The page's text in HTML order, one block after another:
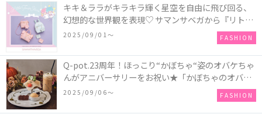
キキ＆ララがキラキラ輝く星空を自由に飛び回る、
幻想的な世界観を表現♡ サマンサベガから『リトル
ツインスターズ』50周年アニバーサリーイヤー』を
2025/09/01〜 FASHION
Q-pot.23周年！ほっこり“かぼちゃ“姿のオバケちゃ
んがアニバーサリーをお祝い★「かぼちゃのオバケ
ーキアクセサリー」が新発売！Q-pot CAFE.では
「かぼちゃのオバケーキプレート」も登場
2025/09/06〜 FASHION